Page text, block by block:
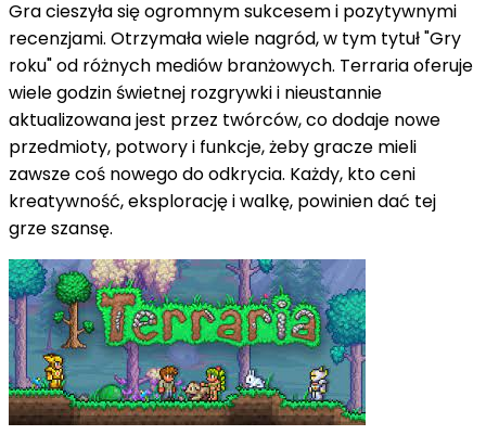
Gra cieszyła się ogromnym sukcesem i pozytywnymi
recenzjami. Otrzymała wiele nagród, w tym tytuł "Gry
roku" od różnych mediów branżowych. Terraria oferuje
wiele godzin świetnej rozgrywki i nieustannie
aktualizowana jest przez twórców, co dodaje nowe
przedmioty, potwory i funkcje, żeby gracze mieli
zawsze coś nowego do odkrycia. Każdy, kto ceni
kreatywność, eksplorację i walkę, powinien dać tej
grze szansę.